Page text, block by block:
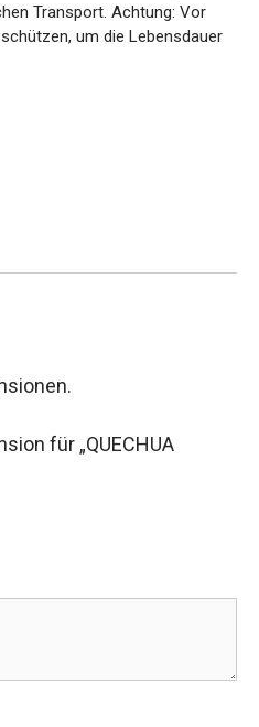
Transport. Achtung: Vor
um die Lebensdauer
für „QUECHUA